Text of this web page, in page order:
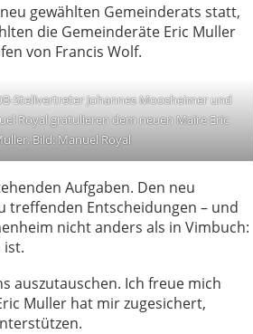
gewählten Gemeinderats statt,
die Gemeinderäte Eric Muller
von Francis Wolf.
Stellvertreter Johannes Moosheimer und
Royal gratulieren dem neuen Maire Eric
Bild: Manuel Royal
Aufgaben. Den neu
treffenden Entscheidungen – und
nicht anders als in Vimbuch:
ist.
auszutauschen. Ich freue mich
Muller hat mir zugesichert,